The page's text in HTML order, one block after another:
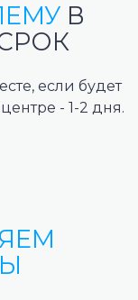
В
если будет
- 1-2 дня.